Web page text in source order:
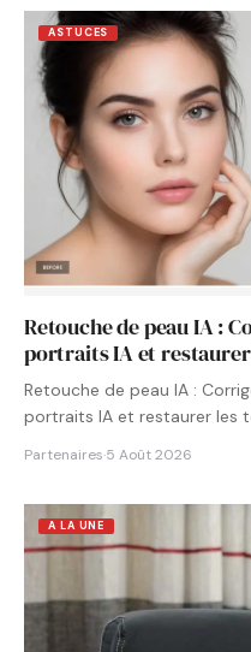
ASTUCES
Retouche de peau IA :
portraits IA et
Retouche de peau IA :
portraits IA et restaurer les
Partenaires·5 Août 2026
A LA UNE